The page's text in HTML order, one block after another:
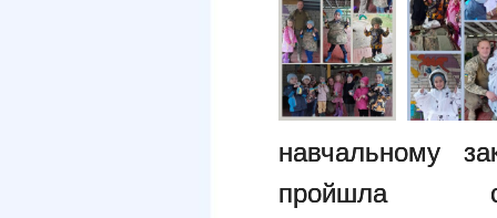
навчальному
пройшла